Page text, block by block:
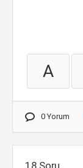
A
0 Yorum
18.Soru